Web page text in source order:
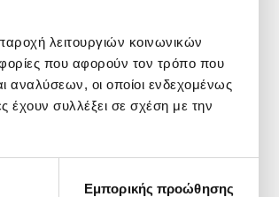
λειτουργιών κοινωνικών
που αφορούν τον τρόπο που
αναλύσεων, οι οποίοι ενδεχομένως
έχουν συλλέξει σε σχέση με την
Εμπορικής προώθησης